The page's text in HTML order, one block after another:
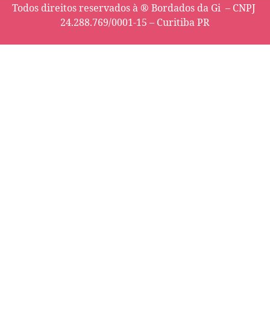
Todos direitos reservados à ® Bordados da Gi – CNPJ
24.288.769/0001-15 – Curitiba PR